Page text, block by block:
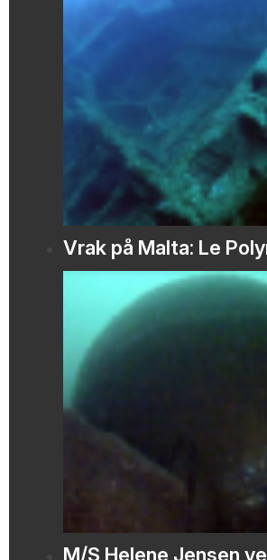
Vrak på Malta: Le
M/S Helene Jensen